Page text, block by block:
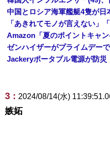
3 : 2024/08/14(水)
嫉妬